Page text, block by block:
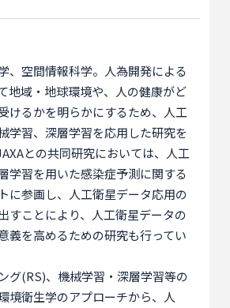
、空間情報科学。人為開発による
地域・地球環境や、人の健康がど
けるかを明らかにするため、人工
学習、深層学習を応用した研究を
との共同研究においては、人工
学習を用いた感染症予測に関する
に参画し、人工衛星データ応用の
すことにより、人工衛星データの
義を高めるための研究も行ってい
グ(RS)、機械学習・深層学習等の
境衛生学のアプローチから、人